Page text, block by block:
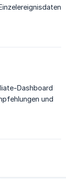
Dashboard
und